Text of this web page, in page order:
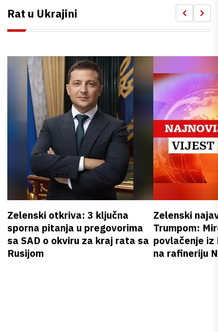
Rat u Ukrajini
Zelenski otkriva: 3 ključna
sporna pitanja u pregovorima
sa SAD o okviru za kraj rata sa
Rusijom
Zelenski
Trumpom:
povlačenje iz
na rafineriju